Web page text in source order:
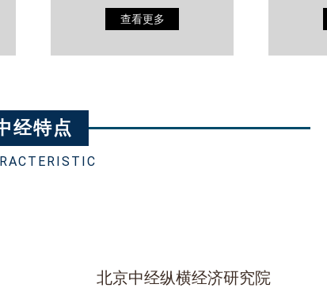
查看更多
经特点
北京中经纵横经济研究院